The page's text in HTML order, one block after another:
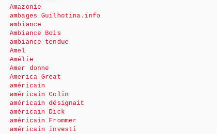
Amazonie
ambages Guilhotina.info
ambiance
Ambiance Bois
ambiance tendue
Amel
Amélie
Amer donne
America Great
américain
américain Colin
américain désignait
américain Dick
américain Frommer
américain investi